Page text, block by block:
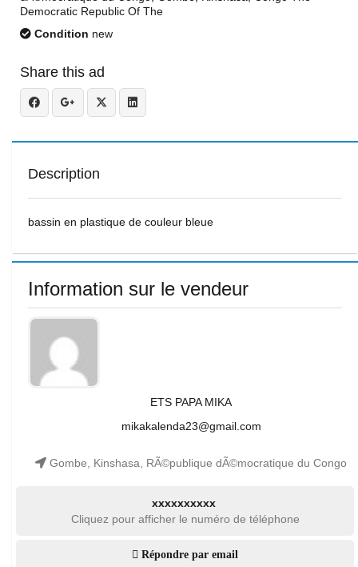
Democratic Republic Of The
Condition new
Share this ad
Description
bassin en plastique de couleur bleue
Information sur le vendeur
ETS PAPA MIKA
mikakalenda23@gmail.com
Gombe, Kinshasa, RÃ©publique dÃ©mocratique du Congo
xxxxxxxxxx
Cliquez pour afficher le numéro de téléphone
Répondre par email